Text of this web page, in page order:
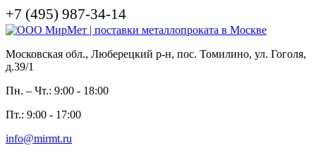
+7 (495) 987-34-14
Московская обл., Люберецкий р-н, пос. Томилино, ул. Гоголя,
д.39/1
Пн. – Чт.: 9:00 - 18:00
Пт.: 9:00 - 17:00
info@mirmt.ru